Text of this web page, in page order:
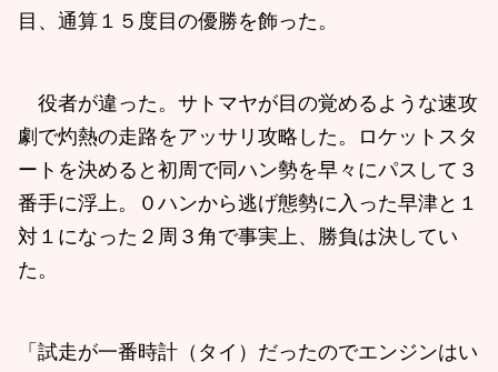
目、通算１５度目の優勝を飾った。
役者が違った。サトマヤが目の覚めるような速攻
劇で灼熱の走路をアッサリ攻略した。ロケットスタ
ートを決めると初周で同ハン勢を早々にパスして３
番手に浮上。０ハンから逃げ態勢に入った早津と１
対１になった２周３角で事実上、勝負は決してい
た。
「試走が一番時計（タイ）だったのでエンジンはい